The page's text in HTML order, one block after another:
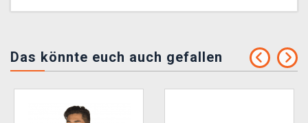
Das könnte euch auch gefallen